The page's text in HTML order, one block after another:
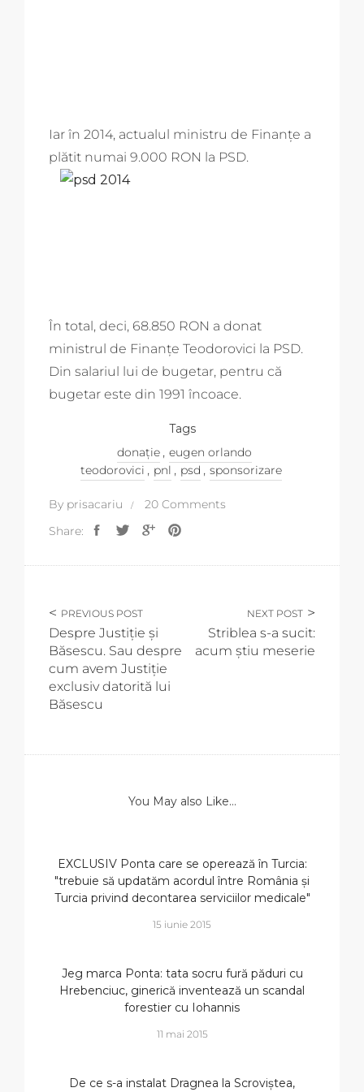
Iar în 2014, actualul ministru de Finanțe a
plătit numai 9.000 RON la PSD.
În total, deci, 68.850 RON a donat
ministrul de Finanțe Teodorovici la PSD.
Din salariul lui de bugetar, pentru că
bugetar este din 1991 încoace.
Tags
donație , eugen orlando
teodorovici , pnl , psd , sponsorizare
By prisacariu
20 Comments
Share:
PREVIOUS POST
Despre Justiție și
Băsescu. Sau despre
cum avem Justiție
exclusiv datorită lui
Băsescu
NEXT POST
Striblea s-a sucit:
acum știu meserie
You May also Like...
EXCLUSIV Ponta care se operează în Turcia:
"trebuie să updatăm acordul între România şi
Turcia privind decontarea serviciilor medicale"
15 iunie 2015
Jeg marca Ponta: tata socru fură păduri cu
Hrebenciuc, ginerică inventează un scandal
forestier cu Iohannis
11 mai 2015
De ce s-a instalat Dragnea la Scroviștea,